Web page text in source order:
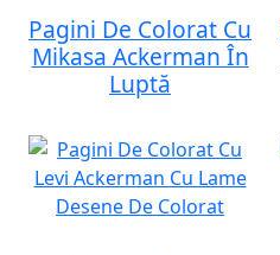
Pagini De Colorat Cu
Mikasa Ackerman În
Luptă